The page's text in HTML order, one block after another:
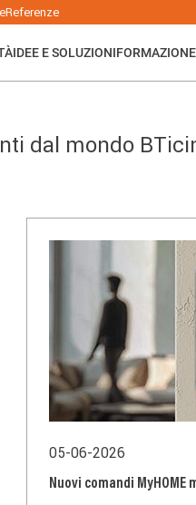
Referenze
IDEE E SOLUZIONIFORMAZIONE
dal mondo
05-06-2026
Nuovi comandi MyHOME